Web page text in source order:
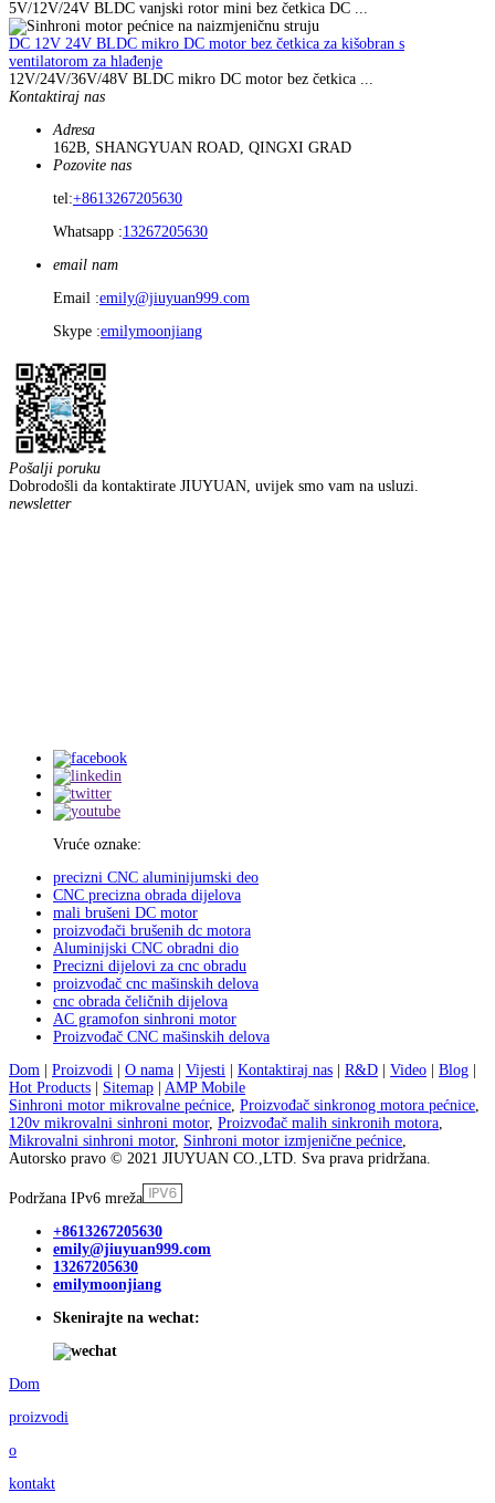
5V/12V/24V BLDC vanjski rotor mini bez četkica DC ...
DC 12V 24V BLDC mikro DC motor bez četkica za kišobran s
ventilatorom za hlađenje
12V/24V/36V/48V BLDC mikro DC motor bez četkica ...
Kontaktiraj nas
Adresa
162B, SHANGYUAN ROAD, QINGXI GRAD
Pozovite nas
tel:+8613267205630
Whatsapp :13267205630
email nam
Email :emily@jiuyuan999.com
Skype :emilymoonjiang
Pošalji poruku
Dobrodošli da kontaktirate JIUYUAN, uvijek smo vam na usluzi.
newsletter
Vruće oznake:
precizni CNC aluminijumski deo
CNC precizna obrada dijelova
mali brušeni DC motor
proizvođači brušenih dc motora
Aluminijski CNC obradni dio
Precizni dijelovi za cnc obradu
proizvođač cnc mašinskih delova
cnc obrada čeličnih dijelova
AC gramofon sinhroni motor
Proizvođač CNC mašinskih delova
Dom | Proizvodi | O nama | Vijesti | Kontaktiraj nas | R&D | Video | Blog |
Hot Products | Sitemap | AMP Mobile
Sinhroni motor mikrovalne pećnice Proizvođač sinkronog motora pećnice
120v mikrovalni sinhroni motor, Proizvođač malih sinkronih motora
Mikrovalni sinhroni motor, Sinhroni motor izmjenične pećnice
Autorsko pravo © 2021 JIUYUAN CO.,LTD. Sva prava pridržana.
Podržana IPv6 mreža
+8613267205630
emily@jiuyuan999.com
13267205630
emilymoonjiang
Skenirajte na wechat:
Dom
proizvodi
o
kontakt